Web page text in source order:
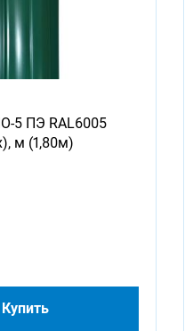
5 ПЭ RAL6005
м (1,80м)
Купить